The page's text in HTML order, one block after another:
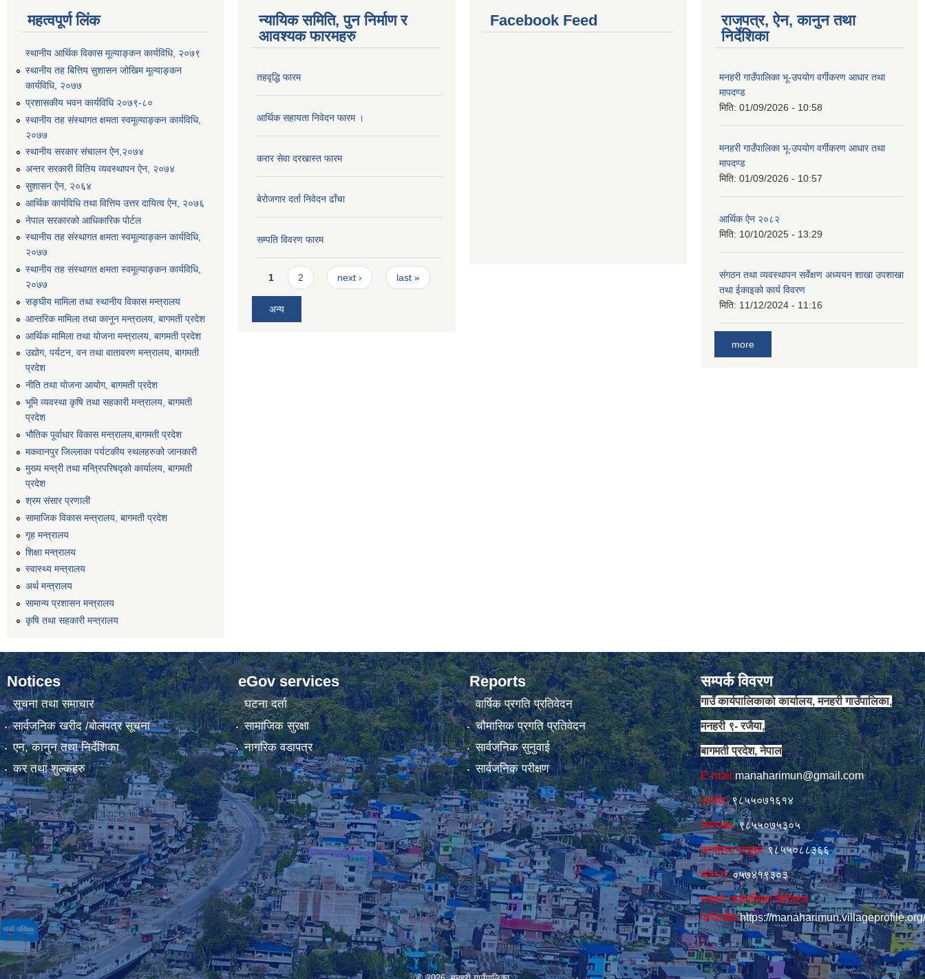
महत्वपूर्ण लिंक
स्थानीय आर्थिक विकास मूल्याङ्कन कार्यविधि, २०७९
स्थानीय तह बित्तिय सुशासन जोखिम मूल्याङ्कन
कार्यविधि, २०७७
प्रशासकीय भवन कार्यविधि २०७९-८०
स्थानीय तह संस्थागत क्षमता स्वमूल्याङ्कन कार्यविधि,
२०७७
स्थानीय सरकार संचालन ऐन,२०७४
अन्तर सरकारी वितिय व्यवस्थापन ऐन, २०७४
सुशासन ऐन, २०६४
आर्थिक कार्यविधि तथा वित्तिय उत्तर दायित्व ऐन, २०७६
नेपाल सरकारको आधिकारिक पोर्टल
स्थानीय तह संस्थागत क्षमता स्वमूल्याङ्कन कार्यविधि,
२०७७
स्थानीय तह संस्थागत क्षमता स्वमूल्याङ्कन कार्यविधि,
२०७७
सङ्घीय मामिला तथा स्थानीय विकास मन्त्रालय
आन्तरिक मामिला तथा कानून मन्त्रालय, बागमती प्रदेश
आर्थिक मामिला तथा योजना मन्त्रालय, बागमती प्रदेश
उद्योग, पर्यटन, वन तथा वातावरण मन्त्रालय, बागमती
प्रदेश
नीति तथा योजना आयोग, बागमती प्रदेश
भूमि व्यवस्था कृषि तथा सहकारी मन्त्रालय, बागमती
प्रदेश
भौतिक पूर्वाधार विकास मन्त्रालय,बागमती प्रदेश
मकवानपुर जिल्लाका पर्यटकीय स्थलहरुको जानकारी
मुख्य मन्त्री तथा मन्त्रिपरिषद्को कार्यालय, बागमती
प्रदेश
श्रम संसार प्रणाली
सामाजिक विकास मन्त्रालय, बागमती प्रदेश
गृह मन्त्रालय
शिक्षा मन्त्रालय
स्वास्थ्य मन्त्रालय
अर्थ मन्त्रालय
सामान्य प्रशासन मन्त्रालय
कृषि तथा सहकारी मन्त्रालय
न्यायिक समिति, पुन निर्माण र
आवश्यक फारमहरु
तहवृद्धि फारम
आर्थिक सहायता निवेदन फारम ।
करार सेवा दरखास्त फारम
बेरोजगार दर्ता निवेदन ढाँचा
सम्पति विवरण फारम
Pages
1 2 next › last »
अन्य
Facebook Feed
राजपत्र, ऐन, कानुन तथा
निर्देशिका
मनहरी गाउँपालिका भू-उपयोग वर्गीकरण आधार तथा
मापदण्ड
मिति: 01/09/2026 - 10:58
मनहरी गाउँपालिका भू-उपयोग वर्गीकरण आधार तथा
मापदण्ड
मिति: 01/09/2026 - 10:57
आर्थिक ऐन २०८२
मिति: 10/10/2025 - 13:29
संगठन तथा व्यवस्थापन सर्वेक्षण अध्ययन शाखा उपशाखा
तथा ईकाइको कार्य विवरण
मिति: 11/12/2024 - 11:16
more
Notices
सूचना तथा समाचार
सार्वजनिक खरीद /बोलपत्र सूचना
एन, कानुन तथा निर्देशिका
कर तथा शुल्कहरु
eGov services
घटना दर्ता
सामाजिक सुरक्षा
नागरिक वडापत्र
Reports
वार्षिक प्रगति प्रतिवेदन
चौमासिक प्रगति प्रतिवेदन
सार्वजनिक सुनुवाई
सार्वजनिक परीक्षण
सम्पर्क विवरण
गाउँ कार्यपालिकाको कार्यालय, मनहरी गाउँपालिका,
मनहरी ९- रजैया,
बागमती प्रदेश, नेपाल
E-mail:manaharimun@gmail.com
अध्यक्षः९८५५०७१६१४
उपाध्यक्षः९८५५०७५३०५
कार्यालय प्रमुखः९८५५०८८३६६
फोन नं‍‌ :०५७४१९३०३
मनहरी गाउँपालिका डिजिटल
प्रोफाईल:https://manaharimun.villageprofile.org/